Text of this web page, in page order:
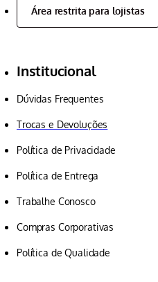
Área restrita para lojistas
Institucional
Dúvidas Frequentes
Trocas e Devoluções
Política de Privacidade
Política de Entrega
Trabalhe Conosco
Compras Corporativas
Política de Qualidade